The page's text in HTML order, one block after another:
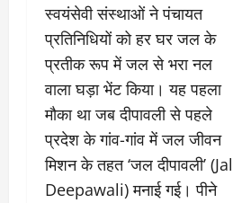
स्वयंसेवी संस्थाओं ने पंचायत
प्रतिनिधियों को हर घर जल के
प्रतीक रूप में जल से भरा नल
वाला घड़ा भेंट किया। यह पहला
मौका था जब दीपावली से पहले
प्रदेश के गांव-गांव में जल जीवन
मिशन के तहत ‘जल दीपावली’ (Jal
Deepawali) मनाई गई। पीने